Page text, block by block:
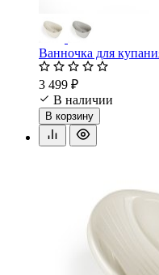
Ванночка для
3 499 ₽
В наличии
В корзину